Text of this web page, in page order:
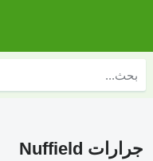
جرارات Nuffield